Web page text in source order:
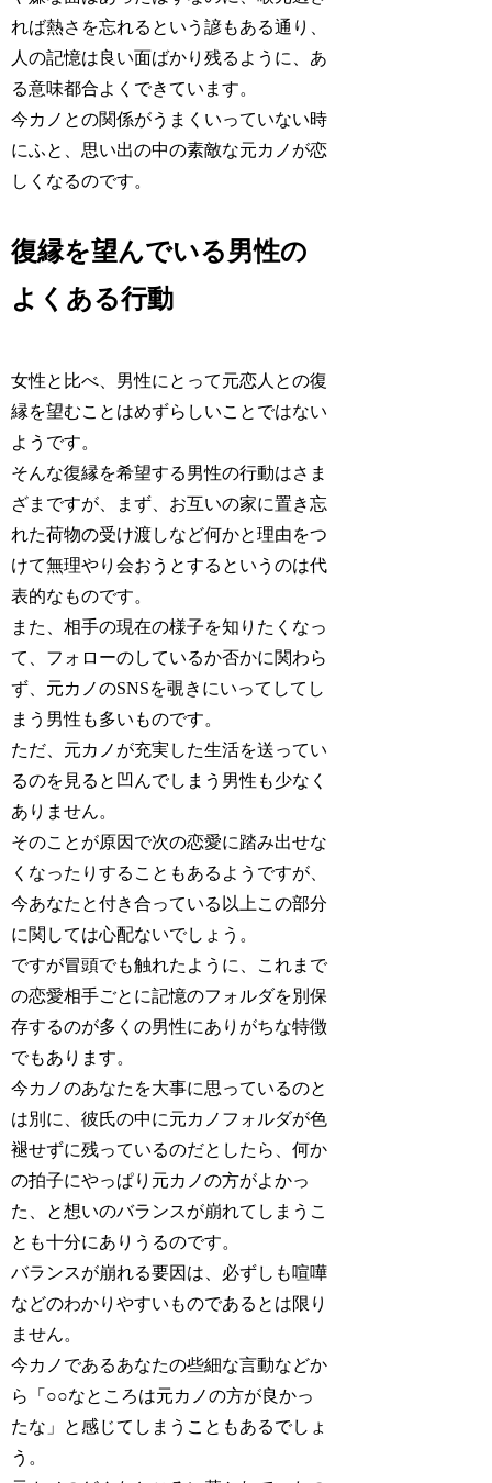
れば熱さを忘れるという諺もある通り、
人の記憶は良い面ばかり残るように、あ
る意味都合よくできています。
今カノとの関係がうまくいっていない時
にふと、思い出の中の素敵な元カノが恋
しくなるのです。
復縁を望んでいる男性の
よくある行動
女性と比べ、男性にとって元恋人との復
縁を望むことはめずらしいことではない
ようです。
そんな復縁を希望する男性の行動はさま
ざまですが、まず、お互いの家に置き忘
れた荷物の受け渡しなど何かと理由をつ
けて無理やり会おうとするというのは代
表的なものです。
また、相手の現在の様子を知りたくなっ
て、フォローのしているか否かに関わら
ず、元カノのSNSを覗きにいってしてし
まう男性も多いものです。
ただ、元カノが充実した生活を送ってい
るのを見ると凹んでしまう男性も少なく
ありません。
そのことが原因で次の恋愛に踏み出せな
くなったりすることもあるようですが、
今あなたと付き合っている以上この部分
に関しては心配ないでしょう。
ですが冒頭でも触れたように、これまで
の恋愛相手ごとに記憶のフォルダを別保
存するのが多くの男性にありがちな特徴
でもあります。
今カノのあなたを大事に思っているのと
は別に、彼氏の中に元カノフォルダが色
褪せずに残っているのだとしたら、何か
の拍子にやっぱり元カノの方がよかっ
た、と想いのバランスが崩れてしまうこ
とも十分にありうるのです。
バランスが崩れる要因は、必ずしも喧嘩
などのわかりやすいものであるとは限り
ません。
今カノであるあなたの些細な言動などか
ら「○○なところは元カノの方が良かっ
たな」と感じてしまうこともあるでしょ
う。